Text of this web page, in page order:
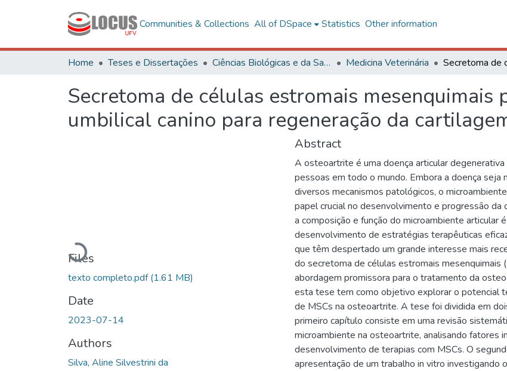
Communities & Collections All of DSpace Statistics Other information
Home Teses e Dissertações Ciências Biológicas e da Saúde Medicina Veterinária
Secretoma de células estromais mesenquimais
umbilical canino para regeneração da
Loading...
Files
texto completo.pdf(1.61 MB)
Date
2023-07-14
Authors
Silva, Aline Silvestrini da
Abstract
A osteoartrite é uma doença articular
pessoas em todo o mundo. Embora a doença seja
diversos mecanismos patológicos, o
papel crucial no desenvolvimento e progressão
a composição e função do microambiente articular
desenvolvimento de estratégias terapêuticas
que têm despertado um grande interesse mais
do secretoma de células estromais mesenquimais
abordagem promissora para o tratamento da
esta tese tem como objetivo explorar o potencial
de MSCs na osteoartrite. A tese foi dividida em
primeiro capítulo consiste em uma revisão
microambiente na osteoartrite, analisando fatores
desenvolvimento de terapias com MSCs. O
apresentação de um trabalho in vitro investigando